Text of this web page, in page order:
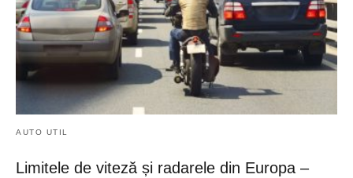
AUTO UTIL
Limitele de viteză și radarele din Europa –